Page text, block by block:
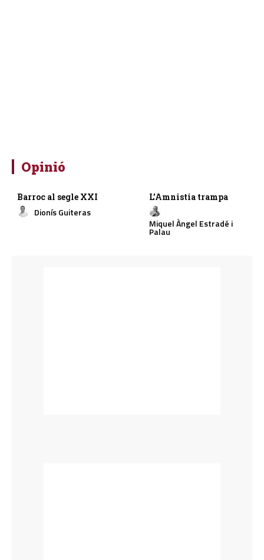
Opinió
Barroc al segle XXI
Dionís Guiteras
L’Amnistia trampa
Miquel Àngel Estradé i
Palau